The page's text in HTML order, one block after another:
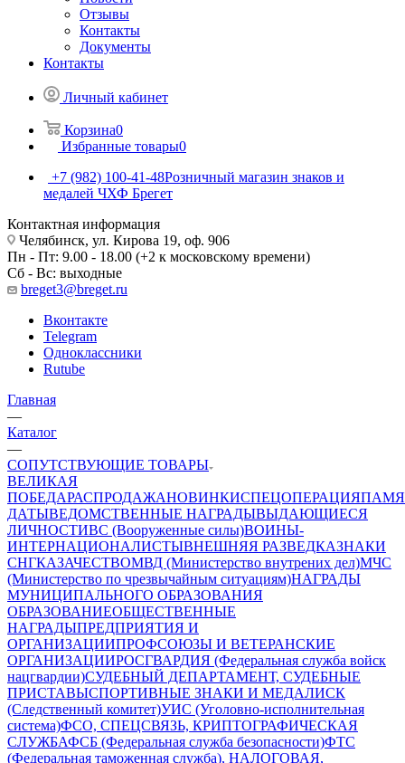
Отзывы
Контакты
Документы
Контакты
Личный кабинет
Корзина0
Избранные товары0
+7 (982) 100-41-48Розничный магазин знаков и
медалей ЧХФ Брегет
Контактная информация
Челябинск, ул. Кирова 19, оф. 906
Пн - Пт: 9.00 - 18.00 (+2 к московскому времени)
Сб - Вс: выходные
breget3@breget.ru
Вконтакте
Telegram
Одноклассники
Rutube
Главная
—
Каталог
—
СОПУТСТВУЮЩИЕ ТОВАРЫ
ВЕЛИКАЯ
ПОБЕДАРАСПРОДАЖАНОВИНКИСПЕЦОПЕРАЦИЯ
ДАТЫВЕДОМСТВЕННЫЕ НАГРАДЫВЫДАЮЩИЕСЯ
ЛИЧНОСТИВС (Вооруженные силы)ВОИНЫ-
ИНТЕРНАЦИОНАЛИСТЫВНЕШНЯЯ РАЗВЕДКАЗНАКИ
СНГКАЗАЧЕСТВОМВД (Министерство внутрених дел)МЧС
(Министерство по чрезвычайным ситуациям)НАГРАДЫ
МУНИЦИПАЛЬНОГО ОБРАЗОВАНИЯ
ОБРАЗОВАНИЕОБЩЕСТВЕННЫЕ
НАГРАДЫПРЕДПРИЯТИЯ И
ОРГАНИЗАЦИИПРОФСОЮЗЫ И ВЕТЕРАНСКИЕ
ОРГАНИЗАЦИИРОСГВАРДИЯ (Федеральная служба войск
нацгвардии)СУДЕБНЫЙ ДЕПАРТАМЕНТ, СУДЕБНЫЕ
ПРИСТАВЫСПОРТИВНЫЕ ЗНАКИ И МЕДАЛИСК
(Следственный комитет)УИС (Уголовно-исполнительная
система)ФСО, СПЕЦСВЯЗЬ, КРИПТОГРАФИЧЕСКАЯ
СЛУЖБАФСБ (Федеральная служба безопасности)ФТС
(Федеральная таможенная служба), НАЛОГОВАЯ,